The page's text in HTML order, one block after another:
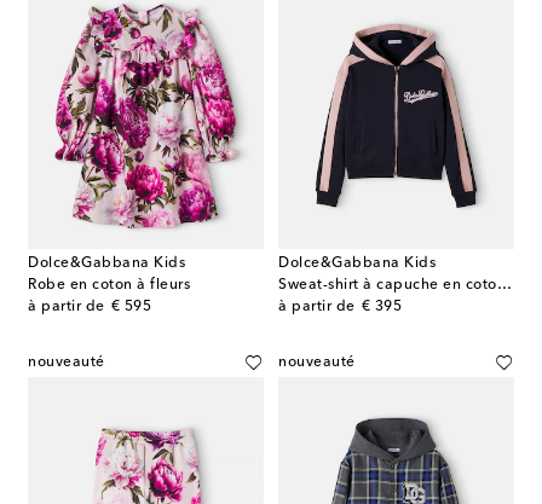
Dolce&Gabbana Kids
Robe en coton à fleurs
à partir de € 595
original price
Dolce&Gabbana Kids
Sweat-shirt à capuche en coton à logo
à partir de € 395
original price
nouveauté nouveauté